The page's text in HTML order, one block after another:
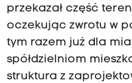
przekazał część
oczekując zwrotu w
tym razem już dla
spółdzielniom
struktura z